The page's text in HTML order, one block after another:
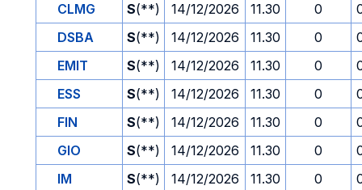
CLMG
S(**) 14/12/2026 11.30 0
DSBA
S(**) 14/12/2026 11.30 0
EMIT
S(**) 14/12/2026 11.30 0
ESS
S(**) 14/12/2026 11.30 0
FIN
S(**) 14/12/2026 11.30 0
GIO
S(**) 14/12/2026 11.30 0
IM
S(**) 14/12/2026 11.30 0